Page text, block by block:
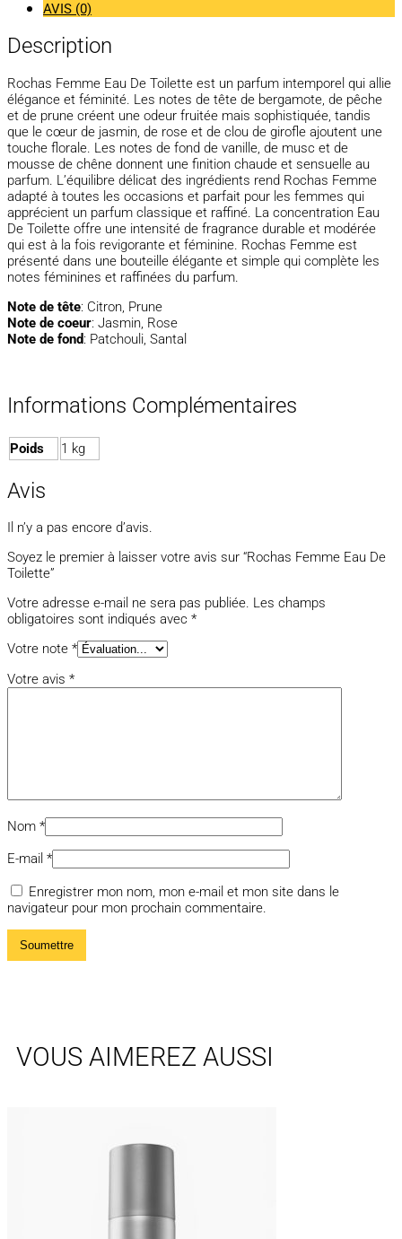
AVIS (0)
Description
Rochas Femme Eau De Toilette est un parfum intemporel qui allie
élégance et féminité. Les notes de tête de bergamote, de pêche
et de prune créent une odeur fruitée mais sophistiquée, tandis
que le cœur de jasmin, de rose et de clou de girofle ajoutent une
touche florale. Les notes de fond de vanille, de musc et de
mousse de chêne donnent une finition chaude et sensuelle au
parfum. L’équilibre délicat des ingrédients rend Rochas Femme
adapté à toutes les occasions et parfait pour les femmes qui
apprécient un parfum classique et raffiné. La concentration Eau
De Toilette offre une intensité de fragrance durable et modérée
qui est à la fois revigorante et féminine. Rochas Femme est
présenté dans une bouteille élégante et simple qui complète les
notes féminines et raffinées du parfum.
Note de tête: Citron, Prune
Note de coeur: Jasmin, Rose
Note de fond: Patchouli, Santal
Informations Complémentaires
Poids 1 kg
Avis
Il n’y a pas encore d’avis.
Soyez le premier à laisser votre avis sur “Rochas Femme Eau De
Toilette”
Votre adresse e-mail ne sera pas publiée. Les champs
obligatoires sont indiqués avec *
Votre note *
Votre avis *
Nom *
E-mail *
Enregistrer mon nom, mon e-mail et mon site dans le
navigateur pour mon prochain commentaire.
VOUS AIMEREZ AUSSI